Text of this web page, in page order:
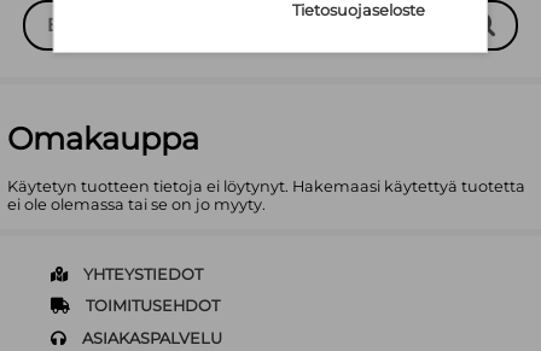
Omakauppa
Käytetyn tuotteen tietoja ei löytynyt. Hakemaasi käytettyä tuotetta
ei ole olemassa tai se on jo myyty.
YHTEYSTIEDOT
TOIMITUSEHDOT
ASIAKASPALVELU
Tietosuojaseloste